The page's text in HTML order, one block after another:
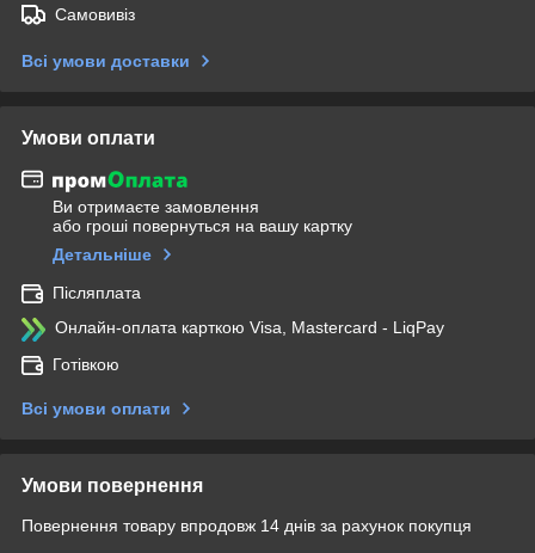
Самовивіз
Всі умови доставки
Умови оплати
Ви отримаєте замовлення
або гроші повернуться на вашу картку
Детальніше
Післяплата
Онлайн-оплата карткою Visa, Mastercard - LiqPay
Готівкою
Всі умови оплати
Умови повернення
Повернення товару впродовж 14 днів за рахунок покупця